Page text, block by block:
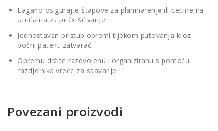
Lagano osigurajte štapove za planinarenje ili cepine na
omčama za pričvršćivanje
Jednostavan pristup opremi tijekom putovanja kroz
bočni patent-zatvarač
Opremu držite razdvojenu i organiziranu s pomoću
razdjelnika vreće za spavanje
Povezani proizvodi